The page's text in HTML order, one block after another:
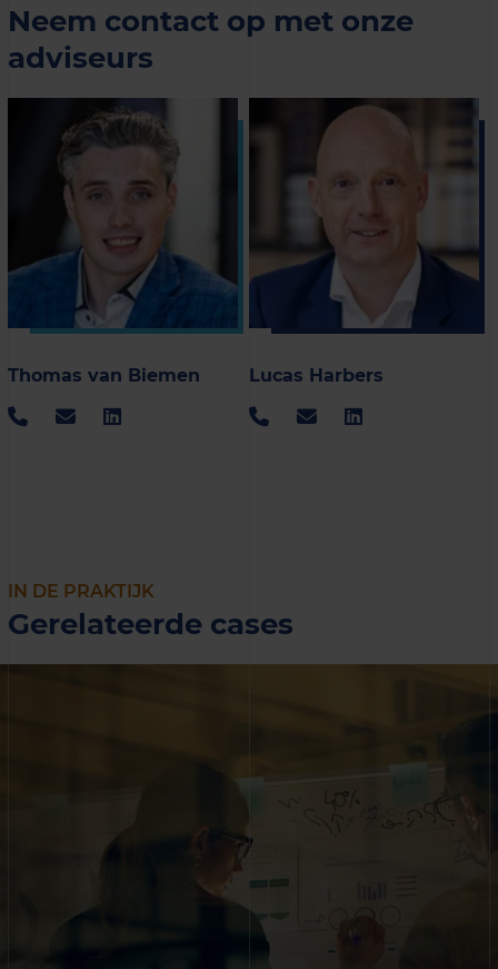
Neem contact op met onze
adviseurs
Thomas van Biemen Lucas Harbers
IN DE PRAKTIJK
Gerelateerde cases